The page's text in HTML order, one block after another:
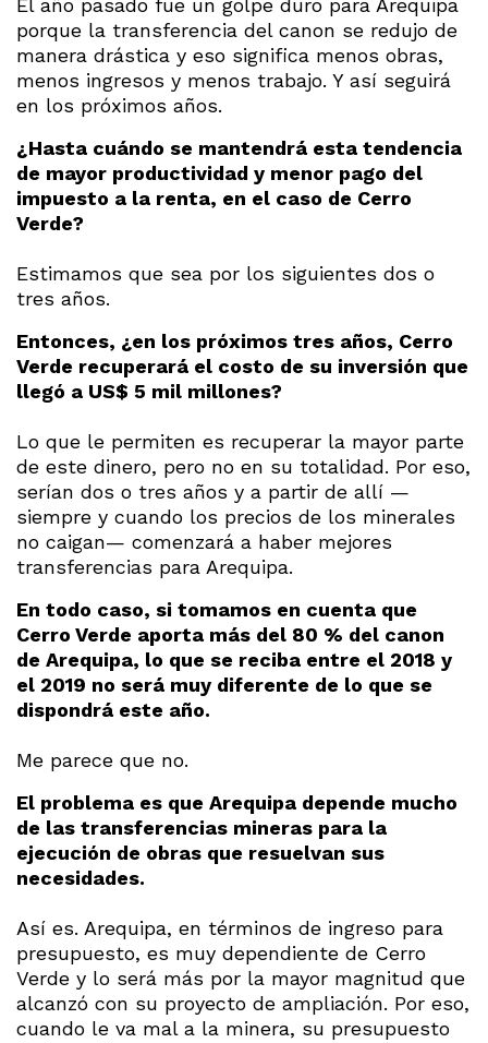
El año pasado fue un golpe duro para Arequipa
porque la transferencia del canon se redujo de
manera drástica y eso significa menos obras,
menos ingresos y menos trabajo. Y así seguirá
en los próximos años.
¿Hasta cuándo se mantendrá esta tendencia
de mayor productividad y menor pago del
impuesto a la renta, en el caso de Cerro
Verde?
Estimamos que sea por los siguientes dos o
tres años.
Entonces, ¿en los próximos tres años, Cerro
Verde recuperará el costo de su inversión que
llegó a US$ 5 mil millones?
Lo que le permiten es recuperar la mayor parte
de este dinero, pero no en su totalidad. Por eso,
serían dos o tres años y a partir de allí —
siempre y cuando los precios de los minerales
no caigan— comenzará a haber mejores
transferencias para Arequipa.
En todo caso, si tomamos en cuenta que
Cerro Verde aporta más del 80 % del canon
de Arequipa, lo que se reciba entre el 2018 y
el 2019 no será muy diferente de lo que se
dispondrá este año.
Me parece que no.
El problema es que Arequipa depende mucho
de las transferencias mineras para la
ejecución de obras que resuelvan sus
necesidades.
Así es. Arequipa, en términos de ingreso para
presupuesto, es muy dependiente de Cerro
Verde y lo será más por la mayor magnitud que
alcanzó con su proyecto de ampliación. Por eso,
cuando le va mal a la minera, su presupuesto